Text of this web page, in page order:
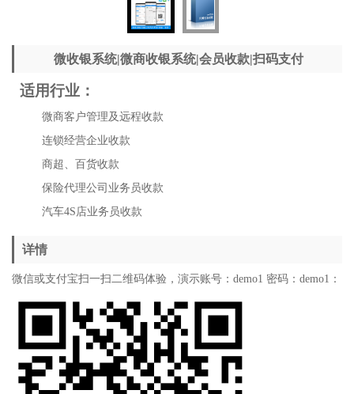
微收银系统|微商收银系统|会员收款|扫码支付
适用行业：
微商客户管理及远程收款
连锁经营企业收款
商超、百货收款
保险代理公司业务员收款
汽车4S店业务员收款
详情
微信或支付宝扫一扫二维码体验，演示账号：demo1 密码：demo1：